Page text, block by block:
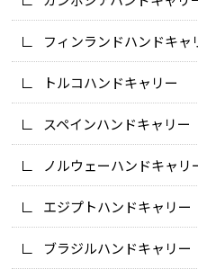
フィンランドハンドキャ
トルコハンドキャリー
スペインハンドキャリー
ノルウェーハンドキャリ
エジプトハンドキャリー
ブラジルハンドキャリー